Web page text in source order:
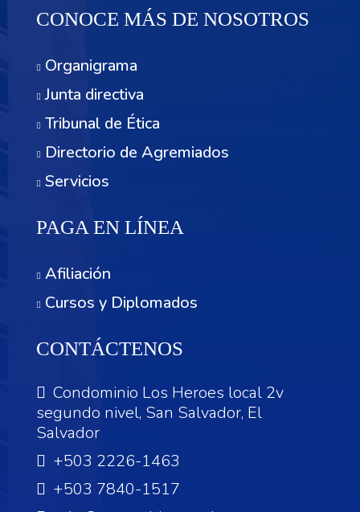
CONOCE MÁS DE NOSOTROS
Organigrama
Junta directiva
Tribunal de Ética
Directorio de Agremiados
Servicios
PAGA EN LÍNEA
Afiliación
Cursos y Diplomados
CONTÁCTENOS
Condominio Los Heroes local 2v
segundo nivel, San Salvador, El
Salvador
+503 2226-1463
+503 7840-1517